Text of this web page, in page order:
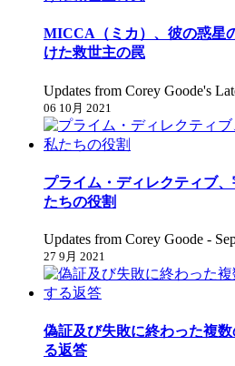
MICCA（ミカ）、彼の惑星
けた救世主の罠
Updates from Corey Goode's
06 10月 2021
プライム・ディレクティブ
たちの役割
Updates from Corey Goode -
27 9月 2021
偽証及び失敗に終わった複
る返答